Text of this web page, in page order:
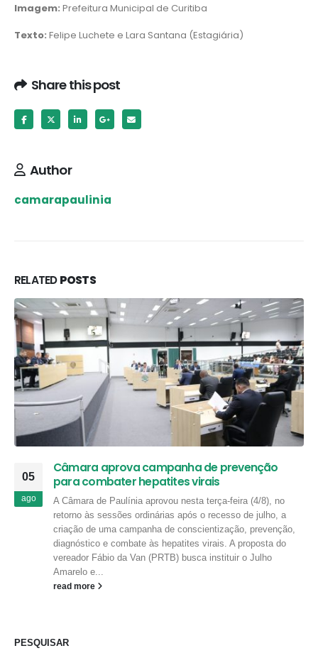
Imagem: Prefeitura Municipal de Curitiba
Texto: Felipe Luchete e Lara Santana (Estagiária)
Share this post
Author
camarapaulinia
RELATEDPOSTS
05
ago
Câmara aprova campanha de prevenção
para combater hepatites virais
A Câmara de Paulínia aprovou nesta terça-feira (4/8), no
retorno às sessões ordinárias após o recesso de julho, a
criação de uma campanha de conscientização, prevenção,
diagnóstico e combate às hepatites virais. A proposta do
vereador Fábio da Van (PRTB) busca instituir o Julho
Amarelo e...
read more
PESQUISAR